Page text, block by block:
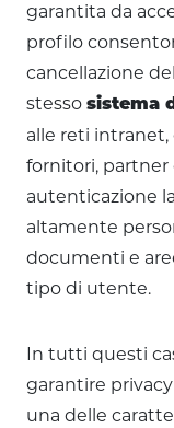
garantita da
profilo
cancellazione
stesso sistema
alle reti
fornitori, partner
autenticazione
altamente
documenti e
tipo di utente.
In tutti questi
garantire
una delle